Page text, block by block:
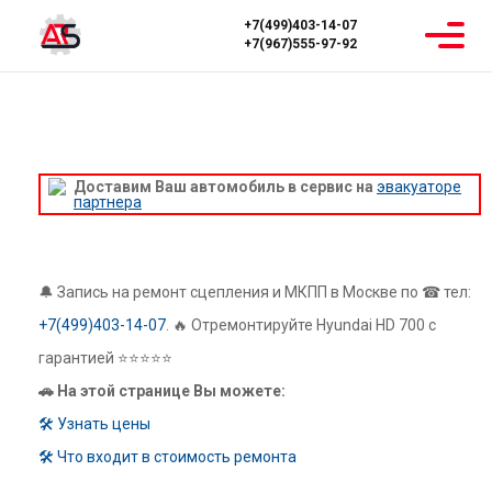
+7(499)403-14-07
+7(967)555-97-92
Доставим Ваш автомобиль в сервис на эвакуаторе
партнера
🔔 Запись на ремонт сцепления и МКПП в Москве по ☎ тел:
+7(499)403-14-07 . 🔥 Отремонтируйте Hyundai HD 700 с
гарантией ⭐⭐⭐⭐⭐
🚗 На этой странице Вы можете:
🛠 Узнать цены
🛠 Что входит в стоимость ремонта